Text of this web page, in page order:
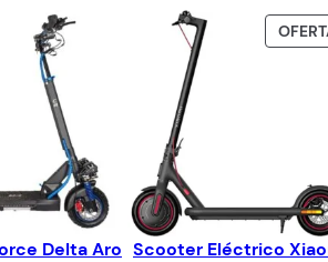
Delta Aro Scooter Eléctrico